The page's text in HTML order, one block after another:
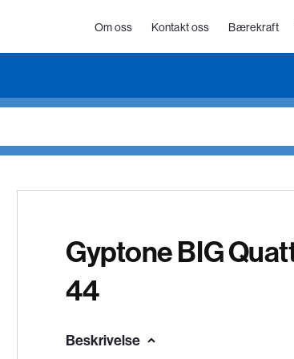
Om oss Kontakt oss Bærekraft
Gyptone BIG
44
Beskrivelse